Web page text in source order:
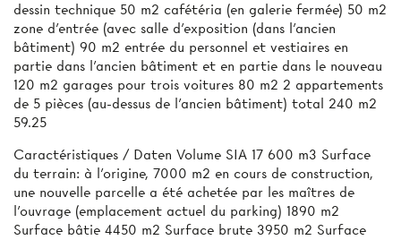
dessin technique 50 m2 cafétéria (en galerie fermée) 50 m2
zone d'entrée (avec salle d'exposition (dans l'ancien
bâtiment) 90 m2 entrée du personnel et vestiaires en
partie dans l'ancien bâtiment et en partie dans le nouveau
120 m2 garages pour trois voitures 80 m2 2 appartements
de 5 pièces (au-dessus de l'ancien bâtiment) total 240 m2
59.25
Caractéristiques / Daten Volume SIA 17 600 m3 Surface
du terrain: à l'origine, 7000 m2 en cours de construction,
une nouvelle parcelle a été achetée par les maîtres de
l'ouvrage (emplacement actuel du parking) 1890 m2
Surface bâtie 4450 m2 Surface brute 3950 m2 Surface